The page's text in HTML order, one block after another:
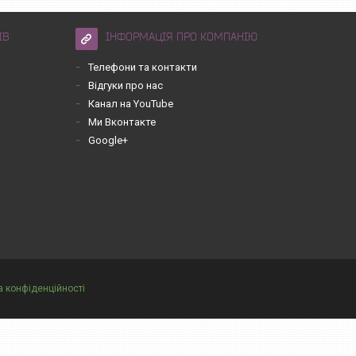
ІНФОРМАЦІЯ ПРО КОМПАНІЮ
Телефони та контакти
Відгуки про нас
Канал на YouTube
Ми Вконтакте
Google+
конфіденційності